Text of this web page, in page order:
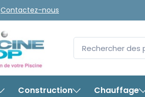
Contactez-nous
Construction Chauffage